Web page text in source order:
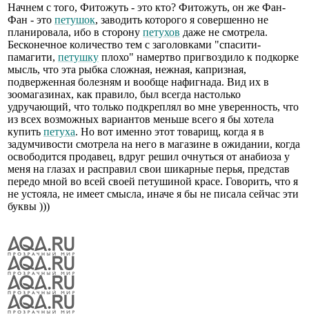
Начнем с того, Фитожуть - это кто? Фитожуть, он же Фан-
Фан - это петушок, заводить которого я совершенно не
планировала, ибо в сторону петухов даже не смотрела.
Бесконечное количество тем с заголовками "спасити-
памагити, петушку плохо" намертво пригвоздило к подкорке
мысль, что эта рыбка сложная, нежная, капризная,
подверженная болезням и вообще нафигнада. Вид их в
зоомагазинах, как правило, был всегда настолько
удручающий, что только подкреплял во мне уверенность, что
из всех возможных вариантов меньше всего я бы хотела
купить петуха. Но вот именно этот товарищ, когда я в
задумчивости смотрела на него в магазине в ожидании, когда
освободится продавец, вдруг решил очнуться от анабиоза у
меня на глазах и расправил свои шикарные перья, представ
передо мной во всей своей петушиной красе. Говорить, что я
не устояла, не имеет смысла, иначе я бы не писала сейчас эти
буквы )))